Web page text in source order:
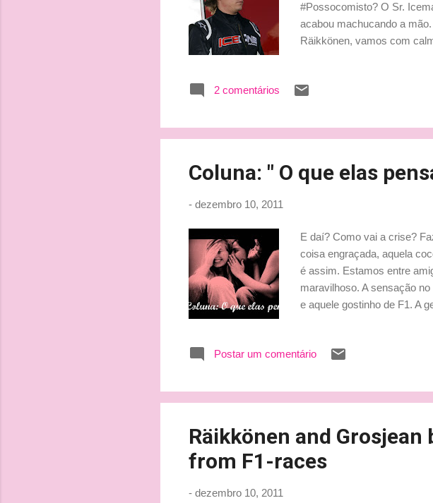
#Possocomisto? O Sr.
acabou machucando a
Räikkönen, vamos com
própria Renault já
2 comentários
Coluna: " O que elas
- dezembro 10, 2011
E daí? Como vai a crise?
coisa engraçada, aquela
é assim. Estamos entre
maravilhoso. A sensação
e aquele gostinho de F1. A
inverno e a gente está com
húngaro. De tudo isso o
GP da Austrália tem aquela
Postar um comentário
Räikkönen and
from F1-races
- dezembro 10, 2011